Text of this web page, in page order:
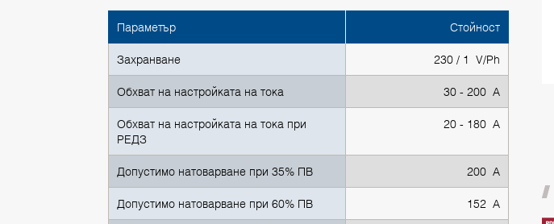
Параметър Стойност
Захранване 230 / 1 V/Ph
Обхват на настройката на тока 30 - 200 A
Обхват на настройката на тока при
РЕДЗ
20 - 180 A
Допустимо натоварване при 35% ПВ 200 A
Допустимо натоварване при 60% ПВ 152 A